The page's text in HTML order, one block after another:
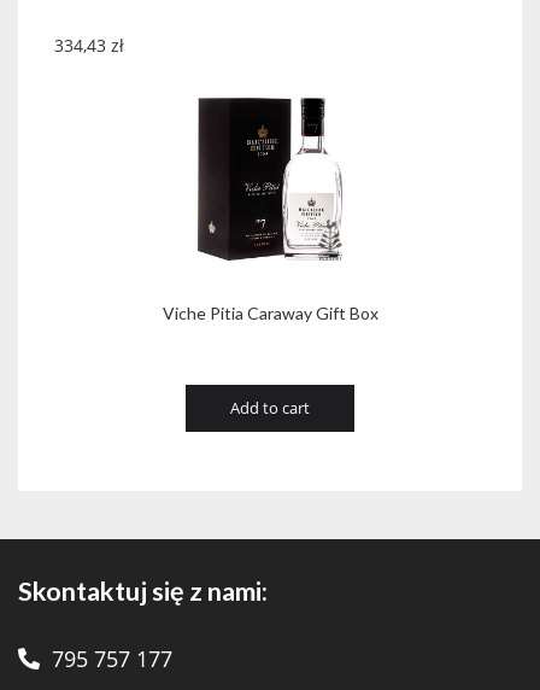
Viche Pitia Caraway Gift Box
334,43 zł
Add to cart
Skontaktuj się z nami:
795 757 177